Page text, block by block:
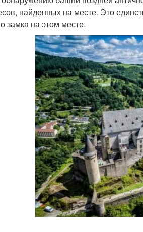
найденных на месте. Это
замка на этом месте.